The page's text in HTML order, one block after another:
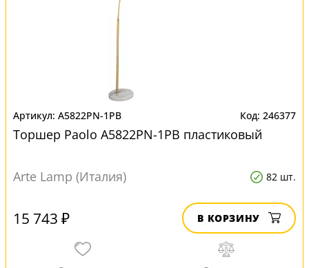
A5822PN-1PB 246377
Торшер Paolo A5822PN-1PB пластиковый
Arte Lamp (Италия) 82 шт.
15 743 ₽ В КОРЗИНУ